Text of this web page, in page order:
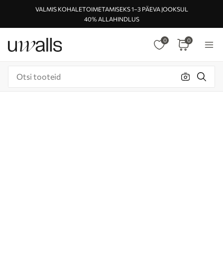
VALMIS KOHALETOIMETAMISEKS 1–3 PÄEVA JOOKSUL
40% ALLAHINDLUS
0 0